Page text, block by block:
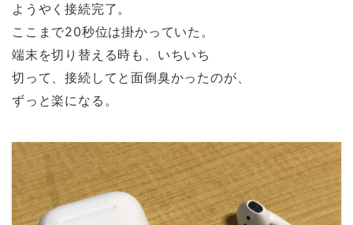
ようやく接続完了。
ここまで20秒位は掛かっていた。
端末を切り替える時も、いちいち
切って、接続してと面倒臭かったのが、
ずっと楽になる。